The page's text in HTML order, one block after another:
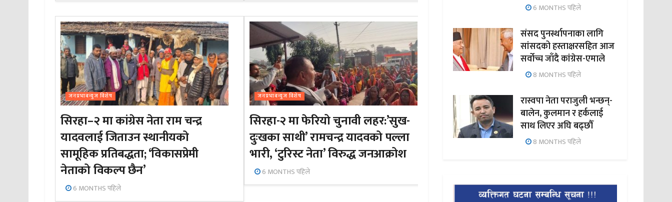
जनप्रभाबन्युज विशेष
सिरहा–२ मा कांग्रेस नेता राम चन्द्र
यादवलाई जिताउन स्थानीयको
सामूहिक प्रतिबद्धता; ‘विकासप्रेमी
नेताको विकल्प छैन’
6 MONTHS पहिले
जनप्रभाबन्युज विशेष
सिरहा-२ मा फेरियो चुनावी लहर:’सुख-
दुःखका साथी’ रामचन्द्र यादवको पल्ला
भारी, ‘टुरिस्ट नेता’ विरुद्ध जनआक्रोश
6 MONTHS पहिले
6 MONTHS पहिले
संसद पुनर्स्थापनाका लागि
सांसदको हस्ताक्षरसहित आज
सर्वोच्च जाँदै कांग्रेस-एमाले
8 MONTHS पहिले
रास्वपा नेता पराजुली भन्छन्-
बालेन, कुलमान र हर्कलाई
साथ लिएर अघि बढ्छौँ
8 MONTHS पहिले